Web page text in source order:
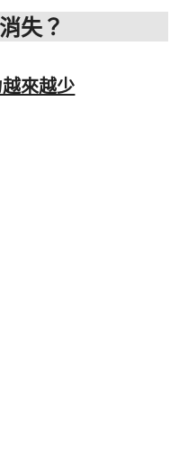
失？
來越少